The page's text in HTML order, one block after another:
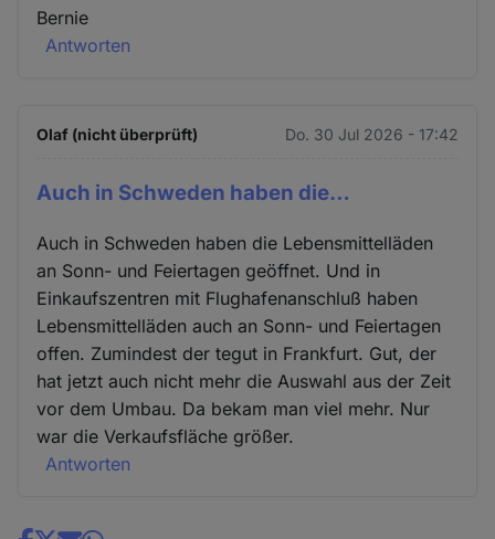
Bernie
Antworten
Olaf (nicht überprüft) Do. 30 Jul 2026 - 17:42
Auch in Schweden haben die…
Auch in Schweden haben die Lebensmittelläden
an Sonn- und Feiertagen geöffnet. Und in
Einkaufszentren mit Flughafenanschluß haben
Lebensmittelläden auch an Sonn- und Feiertagen
offen. Zumindest der tegut in Frankfurt. Gut, der
hat jetzt auch nicht mehr die Auswahl aus der Zeit
vor dem Umbau. Da bekam man viel mehr. Nur
war die Verkaufsfläche größer.
Antworten